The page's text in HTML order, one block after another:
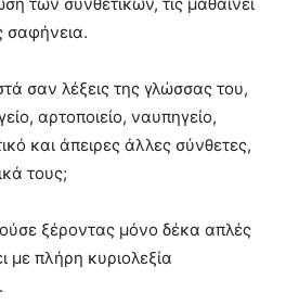
σαφήνεια.
σαν λέξεις της γλώσσας του,
αρτοποιείο, ναυπηγείο,
και άπειρες άλλες σύνθετες,
τους;
ξέροντας μόνο δέκα απλές
πλήρη κυριολεξία